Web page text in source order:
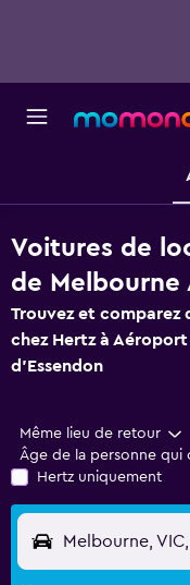
Voitures de
de Melbourne
Trouvez et comparez
chez Hertz à
d'Essendon
Même lieu de retour
Âge de la personne qui
Hertz uniquement